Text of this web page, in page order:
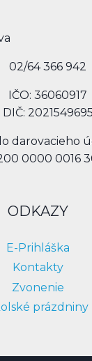
02/64 366 942
IČO: 36060917
DIČ: 2021549695
darovacieho
0000 0016
ODKAZY
E-Prihláška
Kontakty
Zvonenie
prázdniny